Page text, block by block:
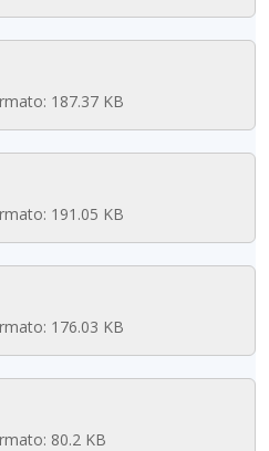
187.37 KB
191.05 KB
176.03 KB
80.2 KB